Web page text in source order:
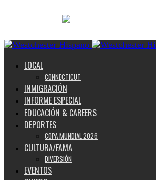
LOCAL
CONNECTICUT
INMIGRACIÓN
INFORME ESPECIAL
EDUCACIÓN & CAREERS
DEPORTES
COPA MUNDIAL 2026
CULTURA/FAMA
DIVERSIÓN
EVENTOS